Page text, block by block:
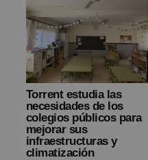
Torrent estudia las
necesidades de los
colegios públicos para
mejorar sus
infraestructuras y
climatización